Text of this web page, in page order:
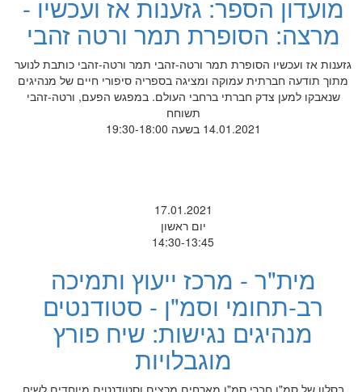
מועדון הספר: גזענות אז ועכשיו -
מרצה: הסופרת תמר ורטה זהבי
גזענות אז ועכשיו הסופרת תמר ורטה-זהבי תמר ורטה-זהבי כותבת לנוער
מתוך תודעה חברתית עמוקה ומציגה בספריה סיפורי חיים של מנהיגים
שנאבקו למען צדק חברתי ברחבי העולם. במפגש הפעם, ורטה-זהבי
תשוחח
14.01.2021 בשעה 19:30-18:00
17.01.2021
יום ראשון
14:30-13:45
מית"ר - מרכז ייעוץ ותמיכה
רב-תחומי וסמ"ן - סטודנטים
מנהיגים נגישות: שיח פורץ
מוגבלויות
בסלון של סמ"ן חברי סמ"ן מארחים מרצים וסטודנטים מיוחדים לשיח